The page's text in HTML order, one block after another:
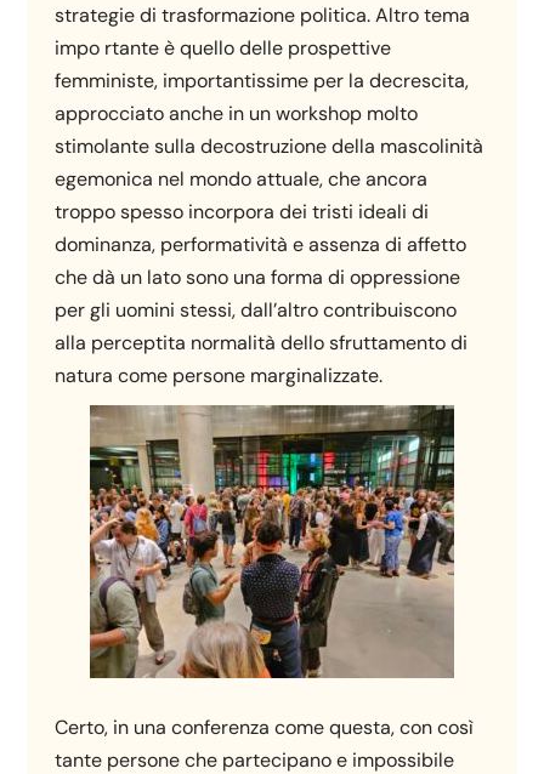
strategie di trasformazione politica. Altro tema
impo rtante è quello delle prospettive
femministe, importantissime per la decrescita,
approcciato anche in un workshop molto
stimolante sulla decostruzione della mascolinità
egemonica nel mondo attuale, che ancora
troppo spesso incorpora dei tristi ideali di
dominanza, performatività e assenza di affetto
che dà un lato sono una forma di oppressione
per gli uomini stessi, dall’altro contribuiscono
alla perceptita normalità dello sfruttamento di
natura come persone marginalizzate.
Certo, in una conferenza come questa, con così
tante persone che partecipano e impossibile